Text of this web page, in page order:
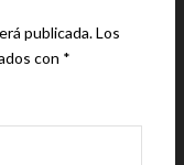
publicada.Los
con *